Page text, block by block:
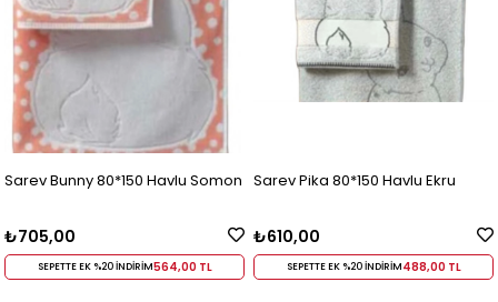
Sarev Bunny 80*150 Havlu Somon
₺705,00
SEPETTE EK %20 İNDİRİM564,00 TL
Sarev Pika 80*150 Havlu Ekru
₺610,00
SEPETTE EK %20 İNDİRİM488,00 TL